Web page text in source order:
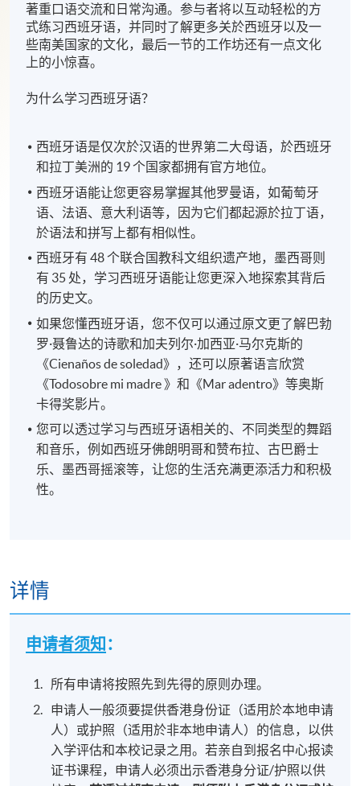
著重口语交流和日常沟通。参与者将以互动轻松的方
式练习西班牙语，并同时了解更多关於西班牙以及一
些南美国家的文化，最后一节的工作坊还有一点文化
上的小惊喜。
为什么学习西班牙语？
西班牙语是仅次於汉语的世界第二大母语，於西班牙
和拉丁美洲的 19 个国家都拥有官方地位。
西班牙语能让您更容易掌握其他罗曼语，如葡萄牙
语、法语、意大利语等，因为它们都起源於拉丁语，
於语法和拼写上都有相似性。
西班牙有 48 个联合国教科文组织遗产地，墨西哥则
有 35 处，学习西班牙语能让您更深入地探索其背后
的历史文。
如果您懂西班牙语，您不仅可以通过原文更了解巴勃
罗·聂鲁达的诗歌和加夫列尔·加西亚·马尔克斯的
《Cienaños de soledad》，还可以原著语言欣赏
《Todosobre mi madre 》和《Mar adentro》等奥斯
卡得奖影片。
您可以透过学习与西班牙语相关的、不同类型的舞蹈
和音乐，例如西班牙佛朗明哥和赞布拉、古巴爵士
乐、墨西哥摇滚等，让您的生活充满更添活力和积极
性。
详情
申请者须知 ：
所有申请将按照先到先得的原则办理。
申请人一般须要提供香港身份证（适用於本地申请
人）或护照（适用於非本地申请人）的信息，以供
入学评估和本校记录之用。若亲自到报名中心报读
证书课程，申请人必须出示香港身分证/护照以供